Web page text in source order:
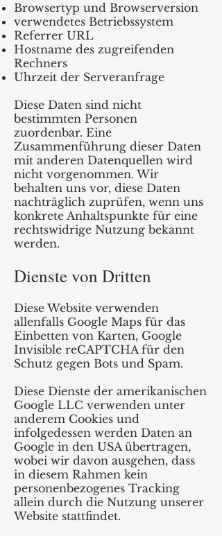
Browsertyp und Browserversion
verwendetes Betriebssystem
Referrer URL
Hostname des zugreifenden
Rechners
Uhrzeit der Serveranfrage
Diese Daten sind nicht
bestimmten Personen
zuordenbar. Eine
Zusammenführung dieser Daten
mit anderen Datenquellen wird
nicht vorgenommen. Wir
behalten uns vor, diese Daten
nachträglich zuprüfen, wenn uns
konkrete Anhaltspunkte für eine
rechtswidrige Nutzung bekannt
werden.
Dienste von Dritten
Diese Website verwenden
allenfalls Google Maps für das
Einbetten von Karten, Google
Invisible reCAPTCHA für den
Schutz gegen Bots und Spam.
Diese Dienste der amerikanischen
Google LLC verwenden unter
anderem Cookies und
infolgedessen werden Daten an
Google in den USA übertragen,
wobei wir davon ausgehen, dass
in diesem Rahmen kein
personenbezogenes Tracking
allein durch die Nutzung unserer
Website stattfindet.